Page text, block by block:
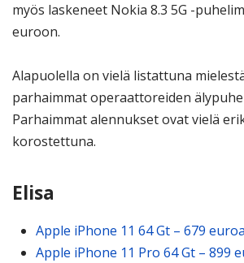
myös laskeneet Nokia 8.3 5G -
euroon.
Alapuolella on vielä listattuna
parhaimmat operaattoreiden
Parhaimmat alennukset ovat vielä
korostettuna.
Elisa
Apple iPhone 11 64 Gt – 679
Apple iPhone 11 Pro 64 Gt – 899